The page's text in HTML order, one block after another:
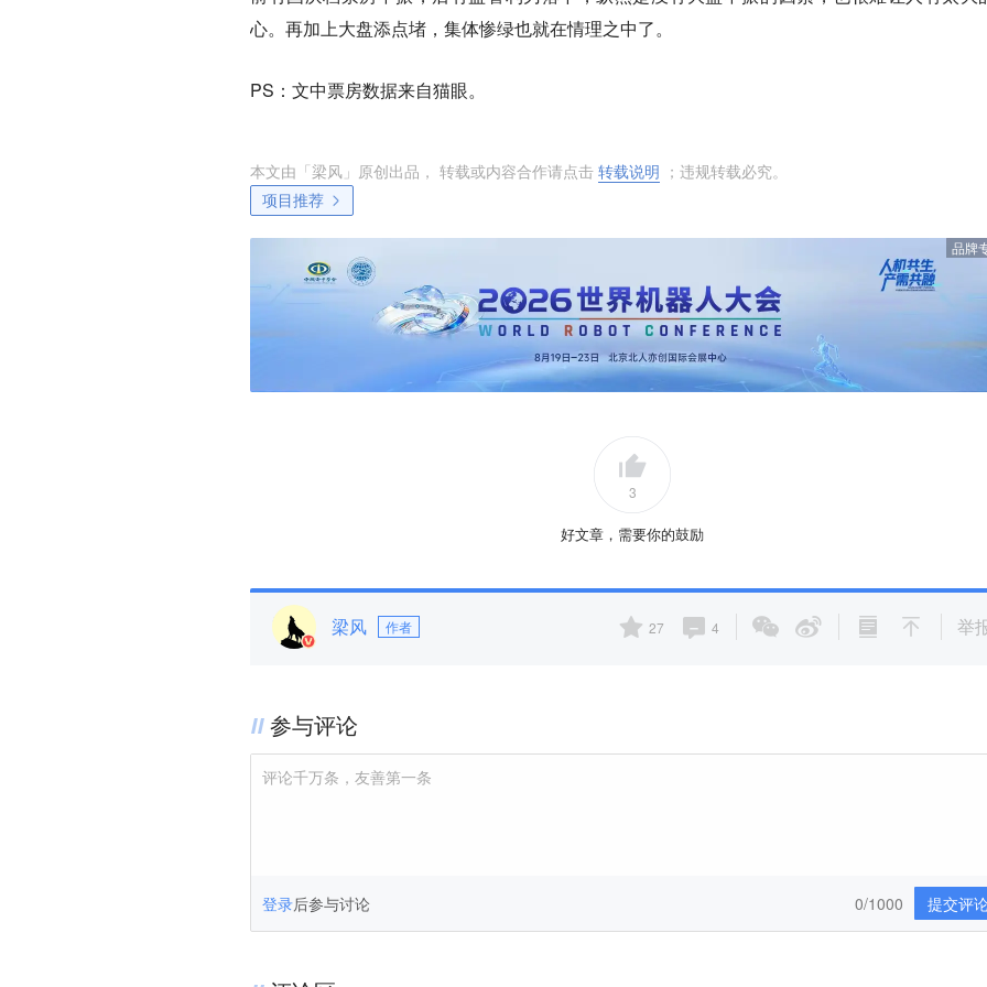
心。再加上大盘添点堵，集体惨绿也就在情理之中了。
PS：文中票房数据来自猫眼。
本文由「梁风 」原创出品， 转载或内容合作请点击 转载说明 ；违规转载必究。
项目推荐
品牌
3
好文章，需要你的鼓励
梁风 作者 27 4 举
参与评论
评论千万条，友善第一条
登录后参与讨论 提交评
0/1000